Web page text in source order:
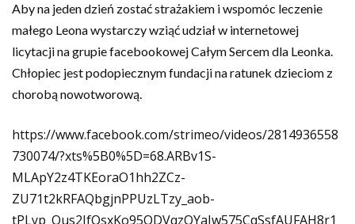
Aby na jeden dzień zostać strażakiem i wspomóc leczenie
małego Leona wystarczy wziąć udział w internetowej
licytacji na grupie facebookowej Całym Sercem dla Leonka.
Chłopiec jest podopiecznym fundacji na ratunek dzieciom z
chorobą nowotworową.
https://www.facebook.com/strimeo/videos/2814936558
730074/?xts%5B0%5D=68.ARBv1S-
MLApY2z4TKEoraO1hh2ZCz-
ZU71t2kRFAQbgjnPPUzLTzy_aob-
tPLyp_Qus2IfQsxKo95QDVqzQYaJw575CqSsfAUFAH8r1